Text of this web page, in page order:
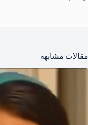
مقالات مشابهة